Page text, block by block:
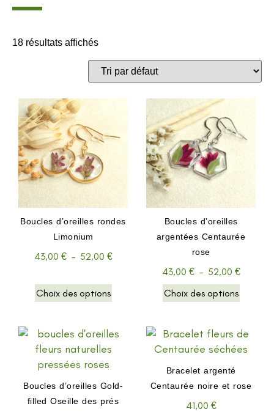
18 résultats affichés
Boucles d’oreilles rondes
Limonium
43,00 € – 52,00 €
Choix des options
Boucles d’oreilles
argentées Centaurée
rose
43,00 € – 52,00 €
Choix des options
Boucles d’oreilles Gold-
filled Oseille des prés
Bracelet argenté
Centaurée noire et rose
41,00 €